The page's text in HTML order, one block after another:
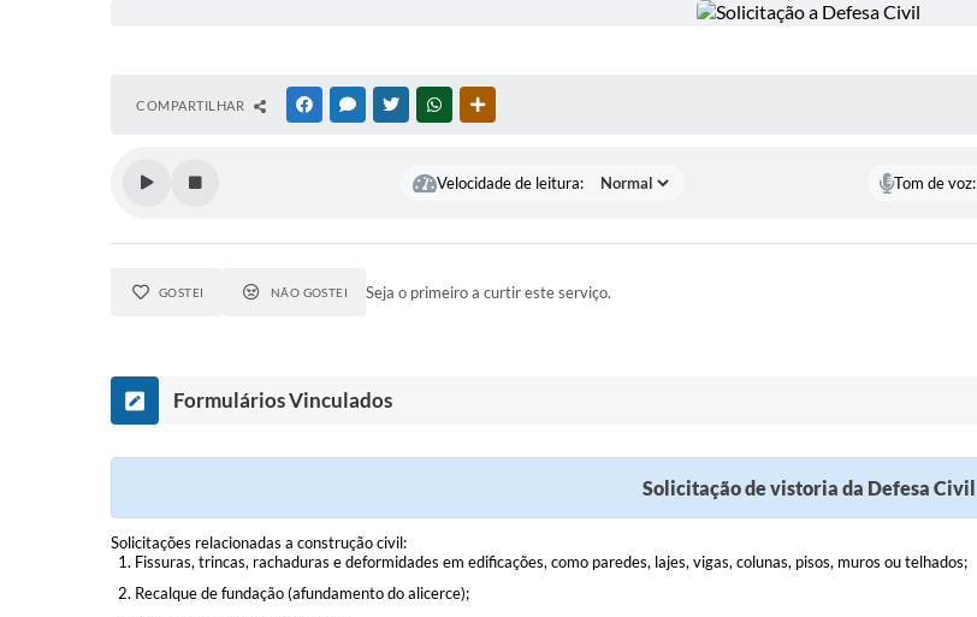
COMPARTILHAR FACEBOOKMESSENGER
TWITTERWHATSAPP
Velocidade de leitura: Tom de voz:
GOSTEI NÃO GOSTEI Seja o primeiro a curtir este serviço.
Formulários Vinculados
Solicitação de vistoria da Defesa Civil
Solicitações relacionadas a construção civil:
Fissuras, trincas, rachaduras e deformidades em edificações, como paredes, lajes, vigas, colunas, pisos, muros ou telhados;
Recalque de fundação (afundamento do alicerce);